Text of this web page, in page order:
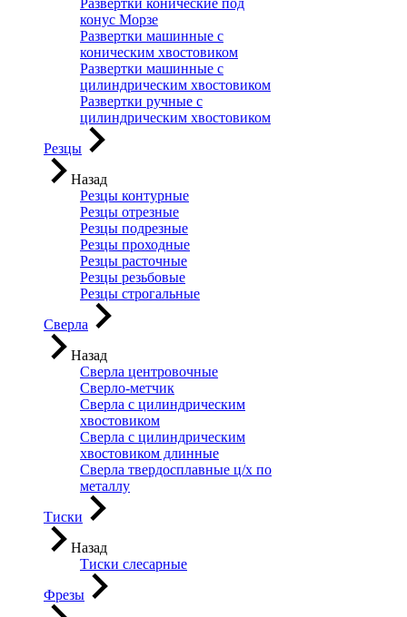
Развертки конические под
конус Морзе
Развертки машинные с
коническим хвостовиком
Развертки машинные с
цилиндрическим хвостовиком
Развертки ручные с
цилиндрическим хвостовиком
Резцы
Назад
Резцы контурные
Резцы отрезные
Резцы подрезные
Резцы проходные
Резцы расточные
Резцы резьбовые
Резцы строгальные
Сверла
Назад
Сверла центровочные
Сверло-метчик
Сверла с цилиндрическим
хвостовиком
Сверла с цилиндрическим
хвостовиком длинные
Сверла твердосплавные ц/х по
металлу
Тиски
Назад
Тиски слесарные
Фрезы